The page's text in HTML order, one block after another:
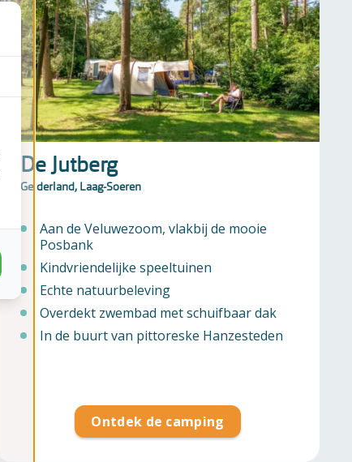
De Jutberg
Gelderland, Laag-Soeren
Aan de Veluwezoom, vlakbij de mooie
Posbank
Kindvriendelijke speeltuinen
Echte natuurbeleving
Overdekt zwembad met schuifbaar dak
In de buurt van pittoreske Hanzesteden
Ontdek de camping